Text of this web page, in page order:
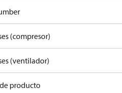
(compresor)
(ventilador)
producto